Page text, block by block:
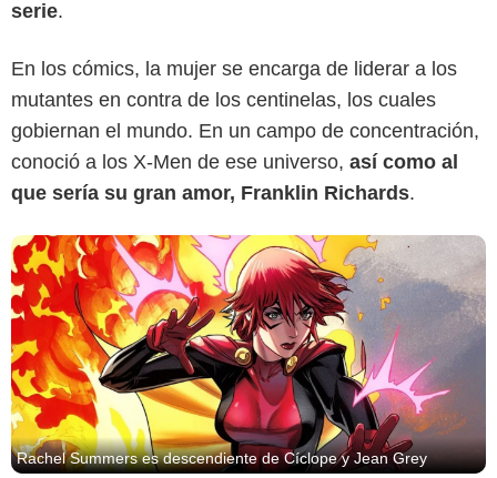
serie.
En los cómics, la mujer se encarga de liderar a los
mutantes en contra de los centinelas, los cuales
gobiernan el mundo. En un campo de concentración,
conoció a los X-Men de ese universo, así como al
que sería su gran amor, Franklin Richards.
Rachel Summers es descendiente de Cíclope y Jean Grey